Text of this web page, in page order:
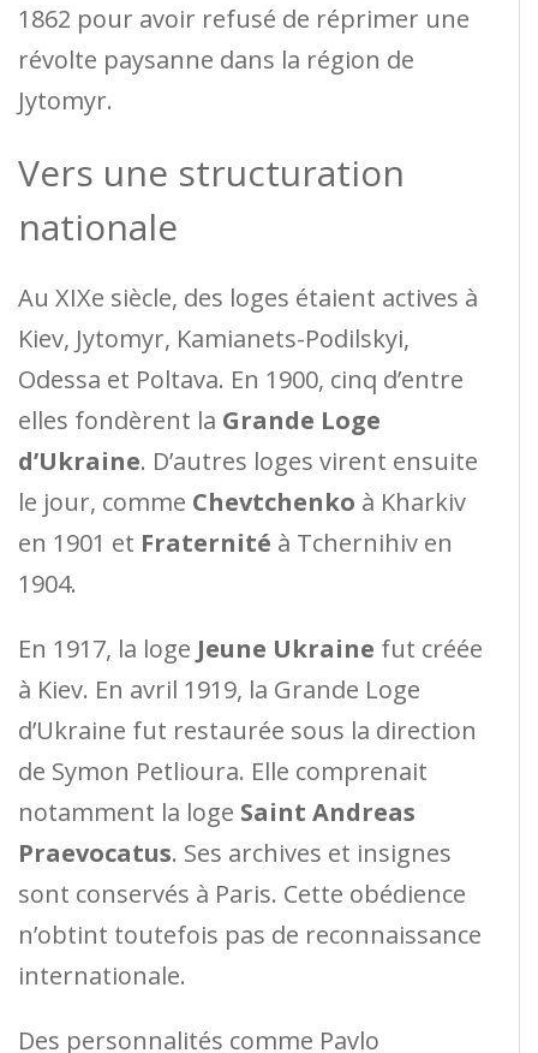
1862 pour avoir refusé de réprimer une
révolte paysanne dans la région de
Jytomyr.
Vers une structuration
nationale
Au XIXe siècle, des loges étaient actives à
Kiev, Jytomyr, Kamianets-Podilskyi,
Odessa et Poltava. En 1900, cinq d’entre
elles fondèrent la Grande Loge
d’Ukraine. D’autres loges virent ensuite
le jour, comme Chevtchenko à Kharkiv
en 1901 et Fraternité à Tchernihiv en
1904.
En 1917, la loge Jeune Ukraine fut créée
à Kiev. En avril 1919, la Grande Loge
d’Ukraine fut restaurée sous la direction
de Symon Petlioura. Elle comprenait
notamment la loge Saint Andreas
Praevocatus. Ses archives et insignes
sont conservés à Paris. Cette obédience
n’obtint toutefois pas de reconnaissance
internationale.
Des personnalités comme Pavlo